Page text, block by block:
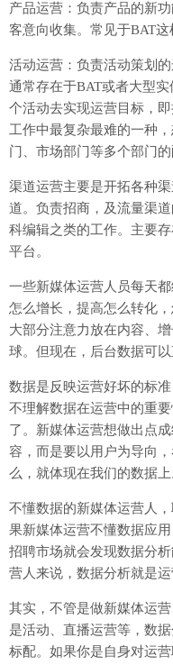
产品运营：负责产品的新
客意向收集。常见于BAT这
活动运营：负责活动策划
通常存在于BAT或者大型
个活动去实现运营目标，
工作中最复杂最难的一种
门、市场部门等多个部门的
渠道运营主要是开拓各种
道。负责招商，及流量渠
科编辑之类的工作。主要
平台。
一些新媒体运营人员每天
怎么增长，提高怎么转化
大部分注意力放在内容、
球。但现在，后台数据可以
数据是反映运营好坏的标
不理解数据在运营中的重
了。新媒体运营想做出点
容，而是要以用户为导向
么，就体现在我们的数据上
不懂数据的新媒体运营人
果新媒体运营不懂数据应
招聘市场就会发现数据分
营人来说，数据分析就是
其实，不管是做新媒体运
是活动、直播运营等，数
标配。如果你是自身对运